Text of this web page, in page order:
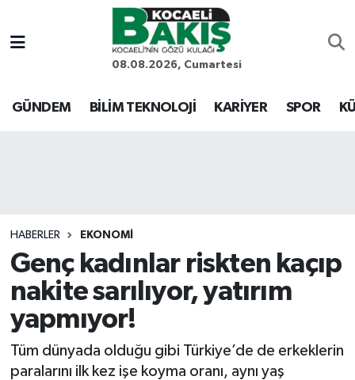
08.08.2026, Cumartesi
GÜNDEM BİLİM TEKNOLOJİ KARİYER SPOR
HABERLER EKONOMİ
Genç kadınlar riskten kaçıp
nakite sarılıyor, yatırım
yapmıyor!
Tüm dünyada olduğu gibi Türkiye’de de erkeklerin
paralarını ilk kez işe koyma oranı, aynı yaş
Kocaeli Nöbetçi Eczaneler
Kocaeli Hava Durumu
Son Dakika Haberleri
Haber Arşivi